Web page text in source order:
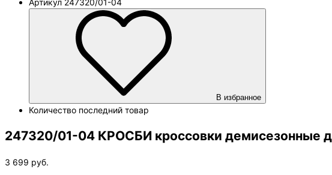
Артикул 247320/01-04
В избранное
Количество последний товар
247320/01-04 КРОСБИ кроссовки демисезонные
3 699 руб.